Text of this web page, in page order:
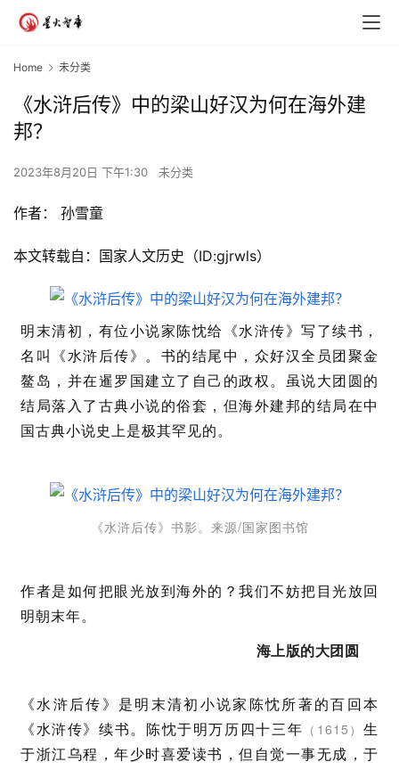
Home 未分类
《水浒后传》中的梁山好汉为何在海外建
邦？
2023年8月20日 下午1:30 未分类
作者： 孙雪童
本文转载自：国家人文历史（ID:gjrwls）
明末清初，有位小说家陈忱给《水浒传》写了续书，
名叫《水浒后传》。书的结尾中，众好汉全员团聚金
鳌岛，并在暹罗国建立了自己的政权。虽说大团圆的
结局落入了古典小说的俗套，但海外建邦的结局在中
国古典小说史上是极其罕见的。
《水浒后传》书影。来源/国家图书馆
作者是如何把眼光放到海外的？我们不妨把目光放回
明朝末年。
海上版的大团圆
《水浒后传》是明末清初小说家陈忱所著的百回本
《水浒传》续书。陈忱于明万历四十三年 （1615）生
于浙江乌程，年少时喜爱读书，但自觉一事无成，于